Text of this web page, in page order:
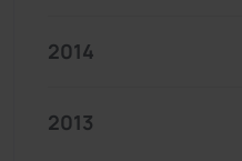
2014
2013